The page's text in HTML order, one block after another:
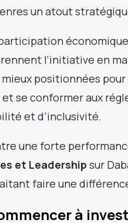
un atout
l’initiative en
positionnées
se conformer aux
et d’inclusivité.
une forte
et Leadership sur
faire une
à